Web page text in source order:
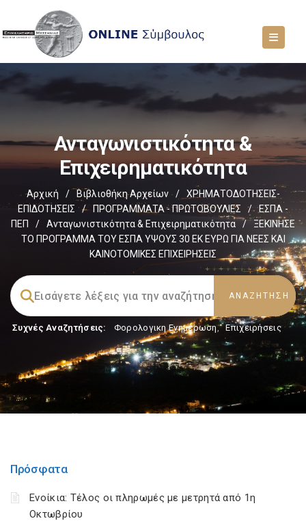
Ανταγωνιστικότητα &
Επιχειρηματικότητα
Αρχική / Βιβλιοθήκη Αρχείων /
ΧΡΗΜΑΤΟΔΟΤΗΣΕΙΣ-
ΕΠΙΔΟΤΗΣΕΙΣ
/ ΠΡΟΓΡΑΜΜΑΤΑ - ΠΡΩΤΟΒΟΥΛΙΕΣ /
ΕΣΠΑ -
ΠΕΠ
/ Ανταγωνιστικότητα & Επιχειρηματικότητα /
ΞΕΚΙΝΗΣΕ
ΤΟ ΠΡΟΓΡΑΜΜΑ ΤΟΥ ΕΣΠΑ ΥΨΟΥΣ 30 ΕΚ ΕΥΡΩ ΓΙΑ ΝΕΕΣ ΚΑΙ
ΚΑΙΝΟΤΟΜΙΚΕΣ ΕΠΙΧΕΙΡΗΣΕΙΣ
Συχνές Αναζητήσεις: Φορολογικη Ενημέρωση, Επιχειρήσεις
Πρόσφατα
Ενοίκια: Τέλος οι πληρωμές με μετρητά από 1η
Οκτωβρίου